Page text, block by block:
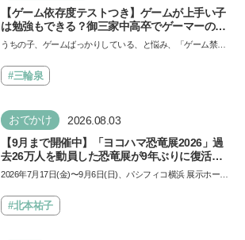
【ゲーム依存度テストつき】ゲームが上手い子
は勉強もできる？御三家中高卒でゲーマーの医
師・阿部智史さんが教えるゲームしながら受験
で勝つためのメソッド
うちの子、ゲームばっかりしている、と悩み、「ゲーム禁
も…#三輪泉
おでかけ 2026.08.03
【9月まで開催中】「ヨコハマ恐竜展2026」過
去26万人を動員した恐竜展が9年ぶりに復活！
夏休みのおでかけで楽しむポイントを完全ガイ
2026年7月17日(金)〜9月6日(日)、パシフィコ横浜 展示ホール
催…#北本祐子